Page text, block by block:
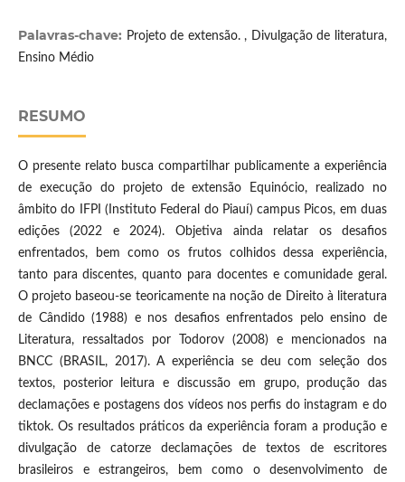
Palavras-chave: Projeto de extensão. , Divulgação de literatura,
Ensino Médio
RESUMO
O presente relato busca compartilhar publicamente a experiência
de execução do projeto de extensão Equinócio, realizado no
âmbito do IFPI (Instituto Federal do Piauí) campus Picos, em duas
edições (2022 e 2024). Objetiva ainda relatar os desafios
enfrentados, bem como os frutos colhidos dessa experiência,
tanto para discentes, quanto para docentes e comunidade geral.
O projeto baseou-se teoricamente na noção de Direito à literatura
de Cândido (1988) e nos desafios enfrentados pelo ensino de
Literatura, ressaltados por Todorov (2008) e mencionados na
BNCC (BRASIL, 2017). A experiência se deu com seleção dos
textos, posterior leitura e discussão em grupo, produção das
declamações e postagens dos vídeos nos perfis do instagram e do
tiktok. Os resultados práticos da experiência foram a produção e
divulgação de catorze declamações de textos de escritores
brasileiros e estrangeiros, bem como o desenvolvimento de